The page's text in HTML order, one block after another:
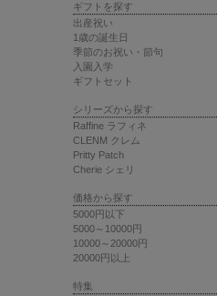
ギフトを探す
出産祝い
1歳の誕生日
季節のお祝い・節句
入園入学
ギフトセット
シリーズから探す
Raffine ラフィネ
CLENM クレム
Pritty Patch
Cherie シェリ
価格から探す
5000円以下
5000～10000円
10000～20000円
20000円以上
特集